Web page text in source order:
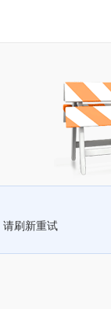
请刷新重试